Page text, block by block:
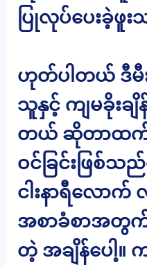
ပြုလုပ်ပေးခဲ့ဖူ
ဟုတ်ပါတယ် ဒီမီး
သူနှင့် ကျမခိုးချိ
တယ် ဆိုတာထက်
ဝင်ခြင်းဖြစ်
ငါးနာရီလော
အစာခံစာအတွ
တဲ့ အချိန်ပေါ့။